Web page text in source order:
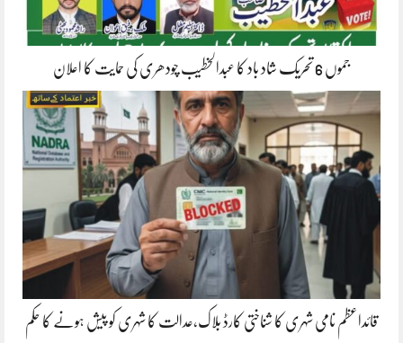
جموں 6 تحریک شاد باد کا عبدالخطیب چودھری کی حمایت کا اعلان
قائداعظم نامی شہری کا شناختی کارڈ بلاک،عدالت کا شہری کو پیش ہونے کا حکم